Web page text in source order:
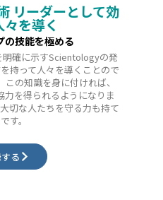
リーダーとして効
を導く
の技能を極める
明確に示すScientologyの発
持って人々を導くことので
の知識を身に付ければ、
を得られるようになりま
切な人たちを守る力も持て
す。
る